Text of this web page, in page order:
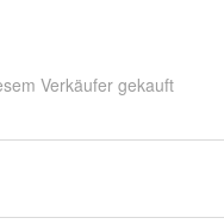
Verkäufer gekauft